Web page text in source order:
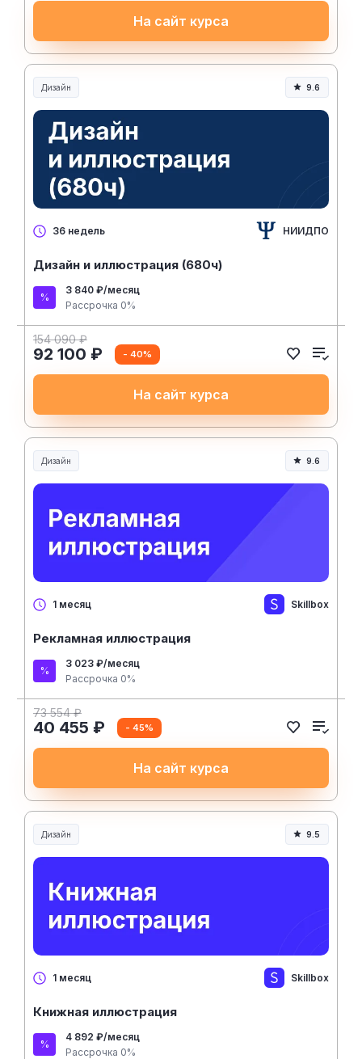
На сайт курса
Дизайн 9.6
36 недель НИИДПО
Дизайн и иллюстрация (680ч)
3 840 ₽/месяц
Рассрочка 0%
154 090 ₽
92 100 ₽ - 40%
На сайт курса
Дизайн 9.6
1 месяц Skillbox
Рекламная иллюстрация
3 023 ₽/месяц
Рассрочка 0%
73 554 ₽
40 455 ₽ - 45%
На сайт курса
Дизайн 9.5
1 месяц Skillbox
Книжная иллюстрация
4 892 ₽/месяц
Рассрочка 0%